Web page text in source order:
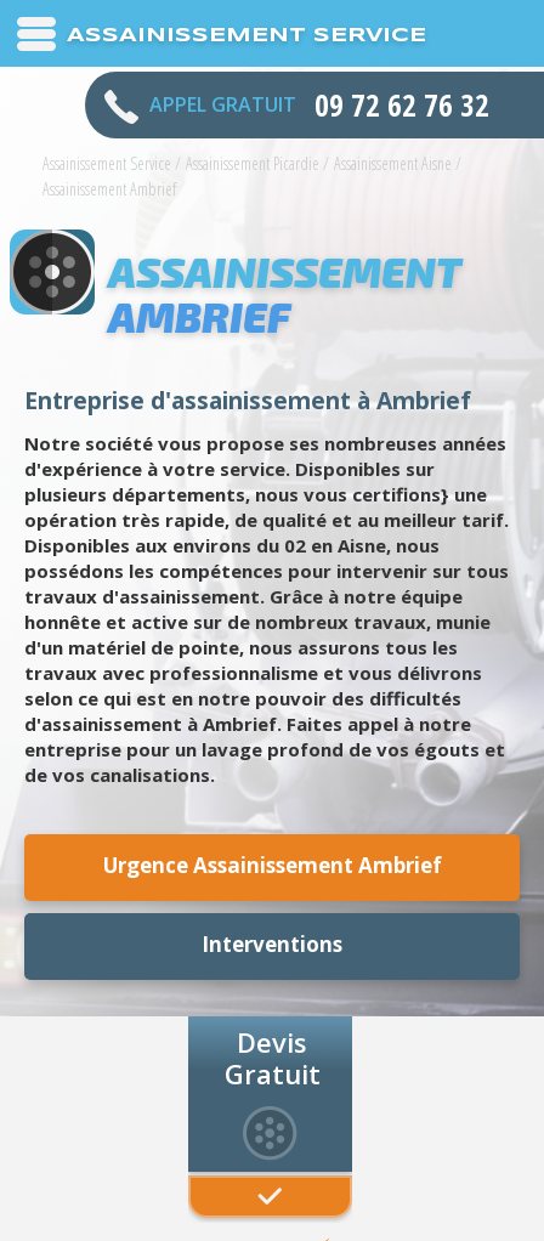
ASSAINISSEMENT SERVICE
APPEL GRATUIT 09 72 62 76 32
Assainissement Service / Assainissement Picardie / Assainissement Aisne /
Assainissement Ambrief
ASSAINISSEMENT
AMBRIEF
Entreprise d'assainissement à Ambrief
Notre société vous propose ses nombreuses années
d'expérience à votre service. Disponibles sur
plusieurs départements, nous vous certifions} une
opération très rapide, de qualité et au meilleur tarif.
Disponibles aux environs du 02 en Aisne, nous
possédons les compétences pour intervenir sur tous
travaux d'assainissement. Grâce à notre équipe
honnête et active sur de nombreux travaux, munie
d'un matériel de pointe, nous assurons tous les
travaux avec professionnalisme et vous délivrons
selon ce qui est en notre pouvoir des difficultés
d'assainissement à Ambrief. Faites appel à notre
entreprise pour un lavage profond de vos égouts et
de vos canalisations.
Urgence Assainissement Ambrief
Interventions
Devis
Gratuit